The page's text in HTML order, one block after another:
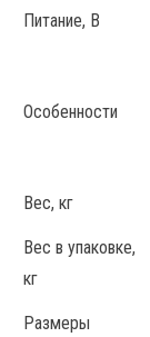
Питание, В
Особенности
Вес, кг
Вес в упаковке,
кг
Размеры